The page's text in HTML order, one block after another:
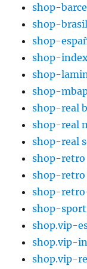
shop-
shop-brasil
shop-
shop-
shop-
shop-
shop-real
shop-real
shop-real
shop-retro
shop-retro
shop-
shop-
shop.vip-
shop.vip-
shop.vip-